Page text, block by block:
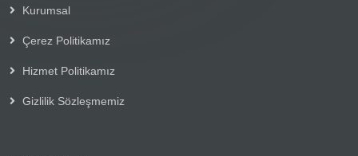
Kurumsal
Çerez Politikamız
Hizmet Politikamız
Gizlilik Sözleşmemiz